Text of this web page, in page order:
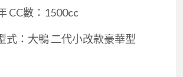
CC數：1500cc
式：大鴨 二代小改款豪華型